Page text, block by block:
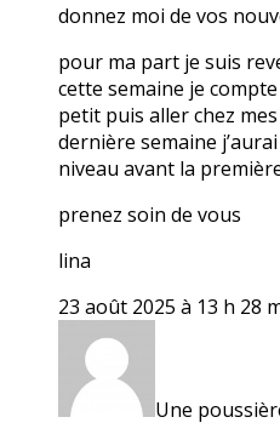
donnez moi de vos
pour ma part je suis
cette semaine je
petit puis aller chez
dernière semaine
niveau avant la
prenez soin de vous
lina
23 août 2025 à 13 h 28
Une